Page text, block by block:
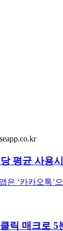
평균 사용
은 ‘카카오톡
릭 매크로 5